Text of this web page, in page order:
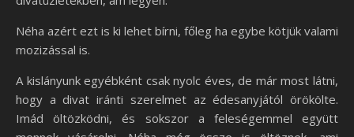
Néha azért ezt is ki lehet bírni, főleg ha egybe kötjük valami
mozizással is.
A kislányunk egyébként csak nyolc éves, de már most látni,
hogy a divat iránti szerelmet az édesanyjától örökölte.
Imád öltözködni, és sokszor a feleségemmel együtt